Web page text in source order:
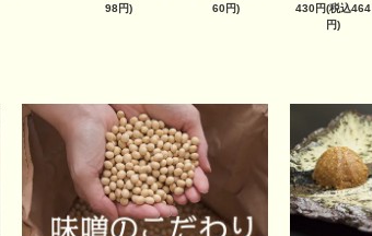
98円)
60円)
430円(税込464
円)